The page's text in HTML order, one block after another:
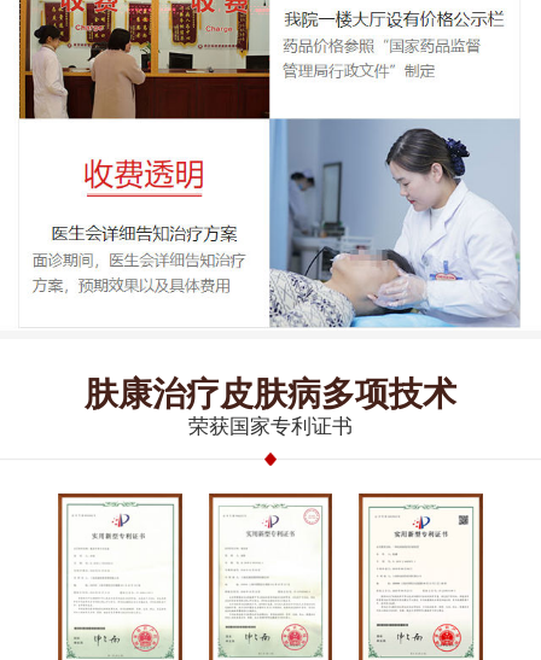
肤康治疗皮肤病多项技术
荣获国家专利证书